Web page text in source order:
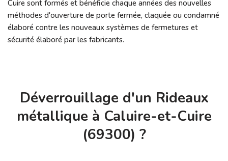
Cuire sont formés et bénéficie chaque années des nouvelles
méthodes d'ouverture de porte fermée, claquée ou condamné
élaboré contre les nouveaux systèmes de fermetures et
sécurité élaboré par les fabricants.
Déverrouillage d'un Rideaux
métallique à Caluire-et-Cuire
(69300) ?